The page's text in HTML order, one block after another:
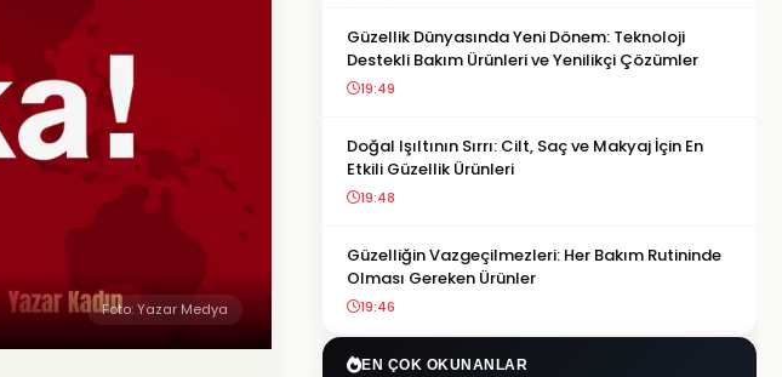
Foto: Yazar Medya
Güzellik Dünyasında Yeni Dönem: Teknoloji
Destekli Bakım Ürünleri ve Yenilikçi Çözümler
19:49
Doğal Işıltının Sırrı: Cilt, Saç ve Makyaj İçin En
Etkili Güzellik Ürünleri
19:48
Güzelliğin Vazgeçilmezleri: Her Bakım Rutininde
Olması Gereken Ürünler
19:46
EN ÇOK OKUNANLAR